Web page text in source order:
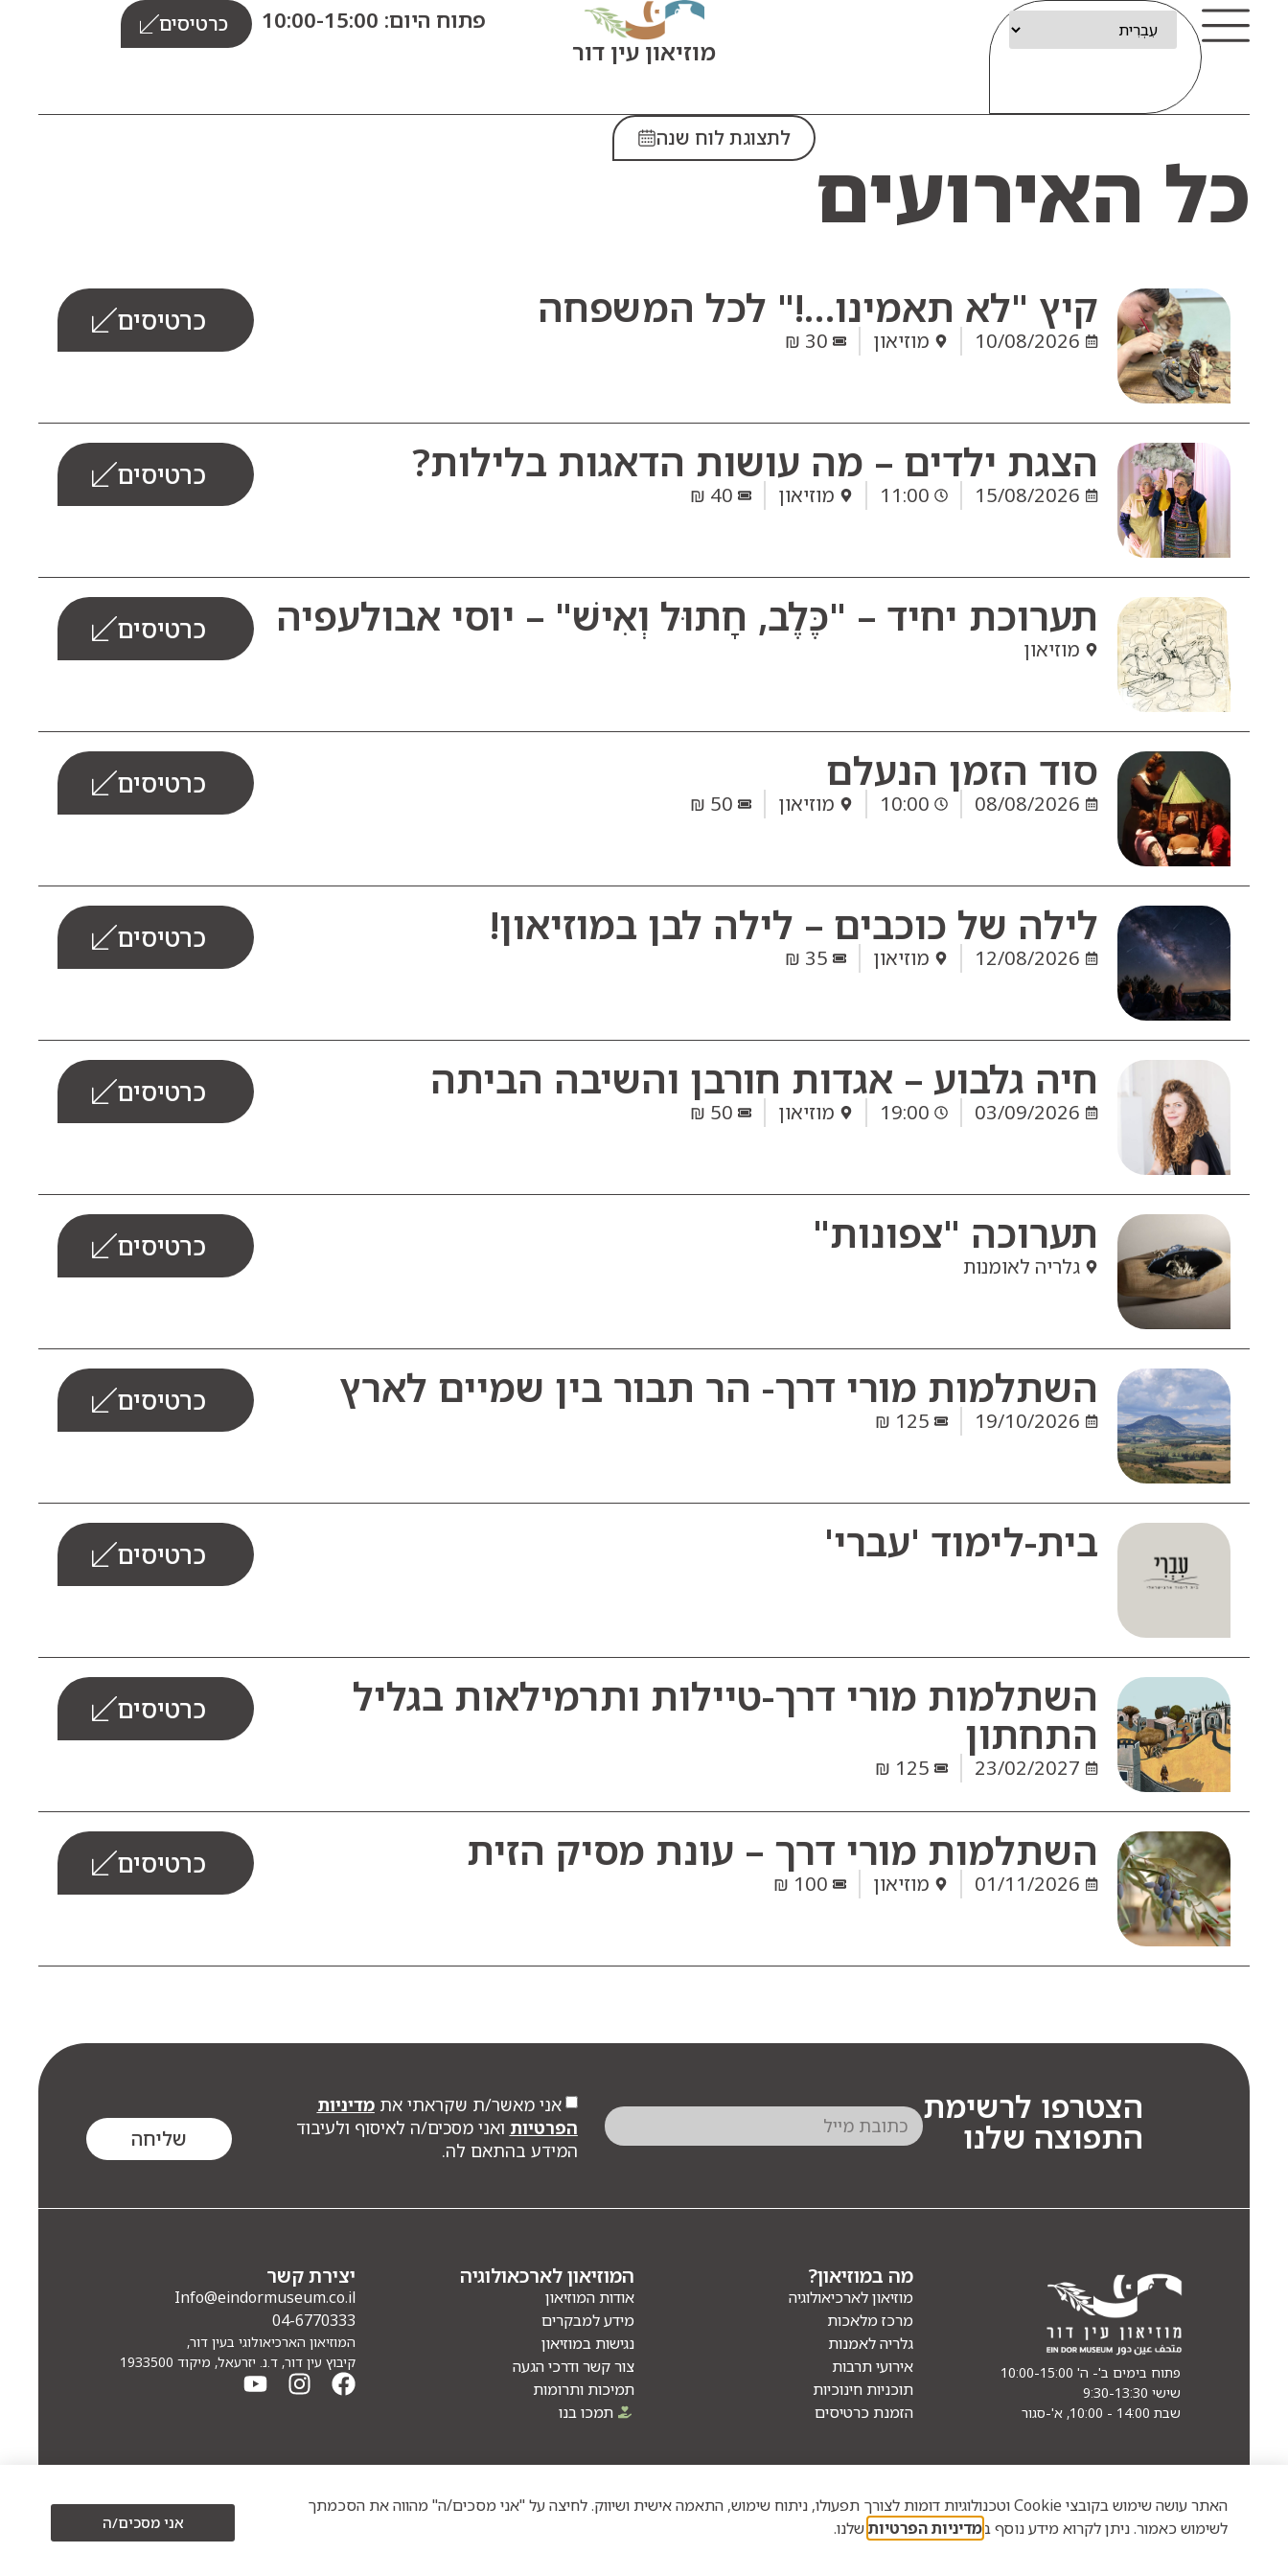
מוזיאון עין דור
פתוח היום: 10:00-15:00 כרטיסים
כל האירועים
לתצוגת לוח שנה
קיץ "לא תאמינו…!" לכל המשפחה
10/08/2026 מוזיאון 30 ₪
כרטיסים
הצגת ילדים – מה עושות הדאגות בלילות?
15/08/2026
11:00 מוזיאון 40 ₪
כרטיסים
תערוכת יחיד – "כֶּלֶב, חָתוּל וְאִישׁ" – יוסי אבולעפיה
מוזיאון
כרטיסים
סוד הזמן הנעלם
08/08/2026
10:00 מוזיאון 50 ₪
כרטיסים
לילה של כוכבים – לילה לבן במוזיאון!
12/08/2026 מוזיאון 35 ₪
כרטיסים
חיה גלבוע – אגדות חורבן והשיבה הביתה
03/09/2026
19:00 מוזיאון 50 ₪
כרטיסים
תערוכה "צפונות"
גלריה לאומנות
כרטיסים
השתלמות מורי דרך- הר תבור בין שמיים לארץ
19/10/2026
125 ₪
כרטיסים
בית-לימוד 'עברי' כרטיסים
השתלמות מורי דרך-טיילות ותרמילאות בגליל
התחתון
23/02/2027
125 ₪
כרטיסים
השתלמות מורי דרך – עונת מסיק הזית
01/11/2026 מוזיאון 100 ₪
כרטיסים
אני מאשר/ת שקראתי אתמדיניות
הפרטיות ואני מסכים/ה לאיסוף ולעיבוד
המידע בהתאם לה.
שליחה
הצטרפו לרשימת
התפוצה שלנו
פתוח בימים ב'- ה' 10:00-15:00
שישי 9:30-13:30
שבת 14:00 - 10:00, א'-סגור
מה במוזיאון?
מוזיאון לארכיאולוגיה
מרכז מלאכות
גלריה לאמנות
אירועי תרבות
תוכניות חינוכיות
הזמנת כרטיסים
המוזיאון לארכאולוגיה
אודות המוזיאון
מידע למבקרים
נגישות במוזיאון
צור קשר ודרכי הגעה
תמיכות ותרומות
תמכו בנו
יצירת קשר
Info@eindormuseum.co.il
04-6770333
המוזיאון הארכיאולוגי בעין דור,
קיבוץ עין דור, ד.נ. יזרעאל, מיקוד 1933500
הצהרת נגישותמדיניות פרטיות כל הזכויות שמורות למוזיאון עין דור ©2026
האתר עושה שימוש בקובצי Cookie וטכנולוגיות דומות לצורך תפעולו, ניתוח שימוש, התאמה אישית ושיווק. לחיצה על "אני מסכים/ה" מהווה את הסכמתך
לשימוש כאמור. ניתן לקרוא מידע נוסף במדיניות הפרטיותשלנו. אני מסכים/ה